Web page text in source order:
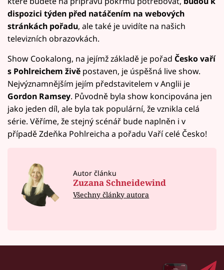
dispozici týden před natáčením na webových
stránkách pořadu, ale také je uvidíte na našich
televizních obrazovkách.
Show Cookalong, na jejímž základě je pořad Česko vaří
s Pohlreichem živě postaven, je úspěšná live show.
Nejvýznamnějším jejím představitelem v Anglii je
Gordon Ramsey. Původně byla show koncipována jen
jako jeden díl, ale byla tak populární, že vznikla celá
série. Věříme, že stejný scénář bude naplněn i v
případě Zdeňka Pohlreicha a pořadu Vaří celé Česko!
Autor článku
Zuzana Schneidewind
Všechny články autora